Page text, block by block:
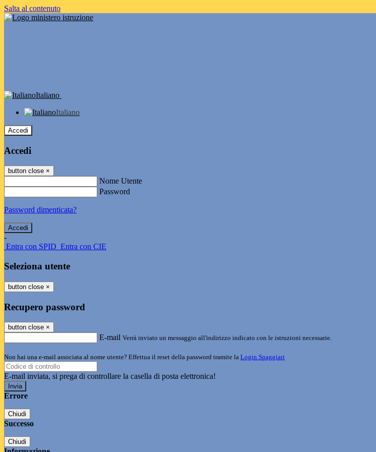
Salta al contenuto
Italiano
Italiano
Accedi
Accedi
button close ×
Nome Utente
Password
Password dimenticata?
-
Entra con SPID Entra con CIE
Seleziona utente
button close ×
Recupero password
button close ×
E-mail Verrà inviato un messaggio all'indirizzo indicato con le istruzioni necessarie.
Non hai una e-mail associata al nome utente? Effettua il reset della password tramite la Login Spaggiari
E-mail inviata, si prega di controllare la casella di posta elettronica!
Errore
Chiudi
Successo
Chiudi